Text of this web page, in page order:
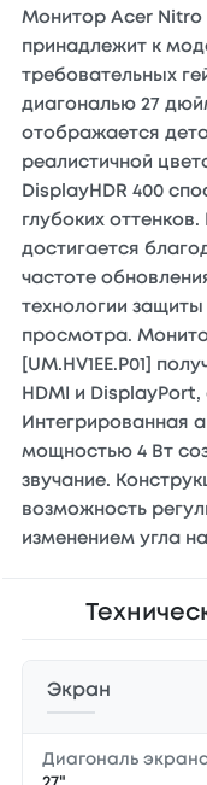
Монитор Acer Nitro
принадлежит к
требовательных
диагональю 27
отображается
реалистичной
DisplayHDR 400
глубоких
достигается
частоте
технологии
просмотра.
[UM.HV1EE.P01]
HDMI и
Интегрированная
мощностью 4 Вт
звучание.
возможность
изменением угла
Экран
Диагональ